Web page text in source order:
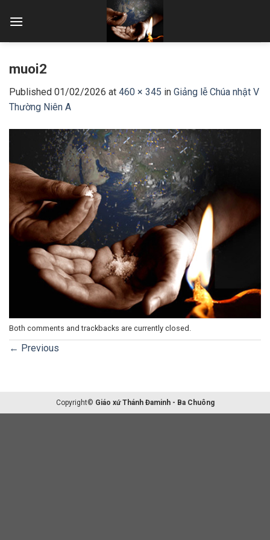
muoi2
Published 01/02/2026 at 460 × 345 in Giảng lễ Chúa nhật V
Thường Niên A
Both comments and trackbacks are currently closed.
← Previous
Copyright© Giáo xứ Thánh Đaminh - Ba Chuông